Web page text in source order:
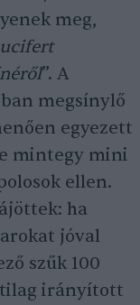
meg,
”. A
megsínylő
egyezett
mintegy mini
ellen.
ha
jóval
szűk 100
irányított